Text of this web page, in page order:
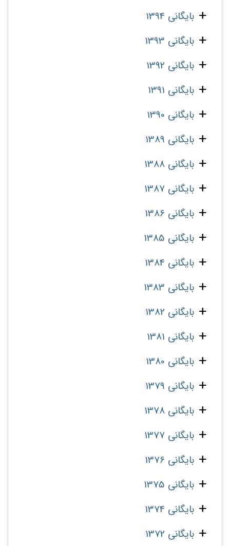
بایگانی 1394
بایگانی 1393
بایگانی 1392
بایگانی 1391
بایگانی 1390
بایگانی 1389
بایگانی 1388
بایگانی 1387
بایگانی 1386
بایگانی 1385
بایگانی 1384
بایگانی 1383
بایگانی 1382
بایگانی 1381
بایگانی 1380
بایگانی 1379
بایگانی 1378
بایگانی 1377
بایگانی 1376
بایگانی 1375
بایگانی 1374
بایگانی 1372